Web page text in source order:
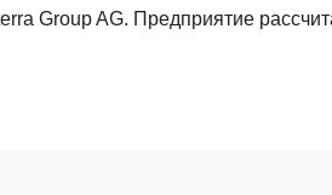
Group AG. Предприятие